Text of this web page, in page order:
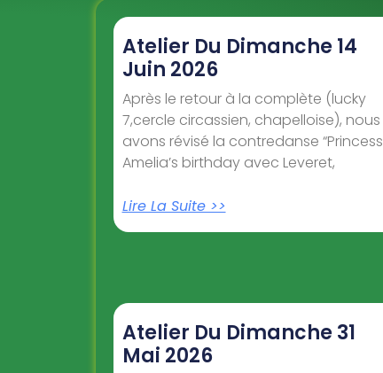
Atelier Du Dimanche 14
Juin 2026
Après le retour à la complète (lucky
7,cercle circassien, chapelloise), nous
avons révisé la contredanse “Princess
Amelia’s birthday avec Leveret,
Lire La Suite >>
Atelier Du Dimanche 31
Mai 2026